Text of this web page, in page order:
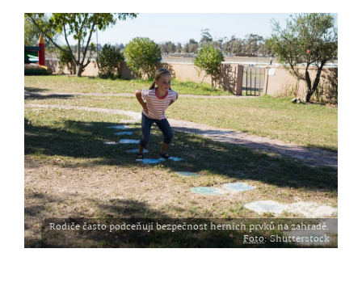
Rodiče často podceňují bezpečnost herních prvků na zahradě.
Foto: Shutterstock